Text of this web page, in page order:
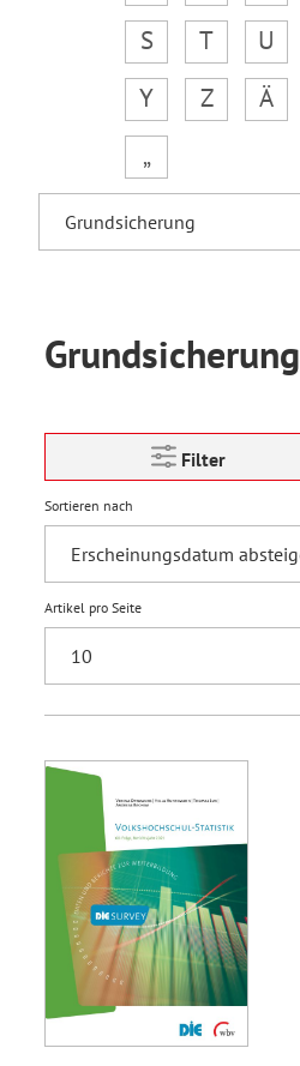
S
T U
Y
Z Ä
„
Grundsicherung
Filter
Sortieren nach
Artikel pro Seite